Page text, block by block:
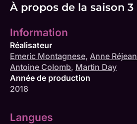
À propos de la saison 3
Information
Réalisateur
Emeric Montagnese, Anne Réjean
Antoine Colomb, Martin Day
Année de production
2018
Langues